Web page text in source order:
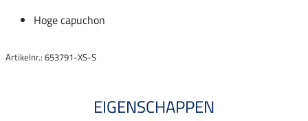
Hoge capuchon
Artikelnr.: 653791-XS-S
EIGENSCHAPPEN